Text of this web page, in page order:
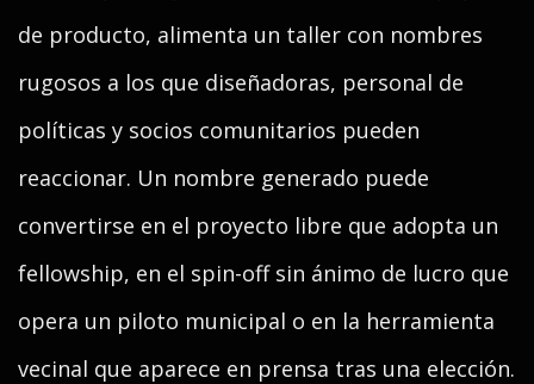
de producto, alimenta un taller con nombres
rugosos a los que diseñadoras, personal de
políticas y socios comunitarios pueden
reaccionar. Un nombre generado puede
convertirse en el proyecto libre que adopta un
fellowship, en el spin-off sin ánimo de lucro que
opera un piloto municipal o en la herramienta
vecinal que aparece en prensa tras una elección.